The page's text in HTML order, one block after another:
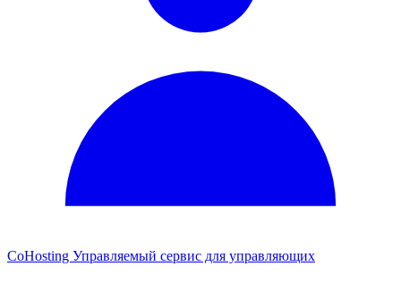
CoHosting Управляемый сервис для управляющих